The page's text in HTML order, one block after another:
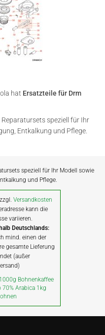
hat Ersatzteile für Drm
speziell für Ihr
Entkalkung und Pflege.
speziell für Ihr Modell sowie
und Pflege.
zzgl.Versandkosten
kann die
variieren.
Deutschlands:
mind. einen der
gesamte Lieferung
(außer
Bohnenkaffee
70% Arabica 1kg